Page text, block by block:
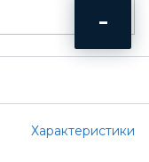
-
Характеристики